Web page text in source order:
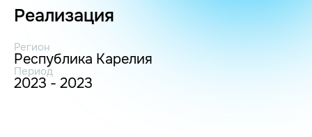
Реализация
Регион
Республика Карелия
Период
2023 - 2023